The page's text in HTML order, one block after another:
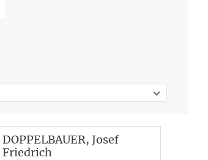
DOPPELBAUER, Josef
Friedrich